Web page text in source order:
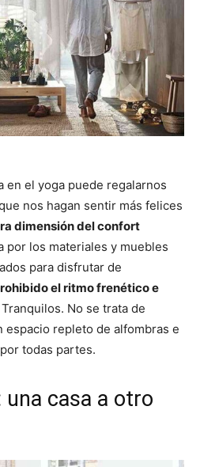
en el yoga puede regalarnos
nos hagan sentir más felices
dimensión del confort
por los materiales y muebles
para disfrutar de
el ritmo frenético e
Tranquilos. No se trata de
espacio repleto de alfombras e
todas partes.
una casa a otro